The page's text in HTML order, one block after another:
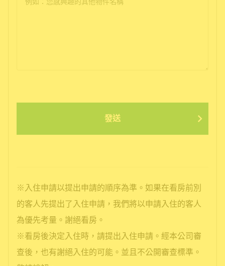
發送
※入住申請以提出申請的順序為準。如果在看房前別
的客人先提出了入住申請，我們將以申請入住的客人
為優先考量。謝絕看房。
※看房後決定入住時，請提出入住申請。經本公司審
查後，也有謝絕入住的可能。並且不公開審查標準。